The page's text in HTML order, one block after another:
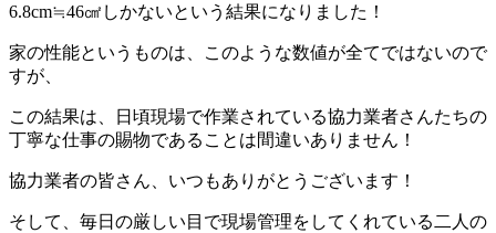
6.8cm≒46㎠しかないという結果になりました！
家の性能というものは、このような数値が全てではないので
すが、
この結果は、日頃現場で作業されている協力業者さんたちの
丁寧な仕事の賜物であることは間違いありません！
協力業者の皆さん、いつもありがとうございます！
そして、毎日の厳しい目で現場管理をしてくれている二人の